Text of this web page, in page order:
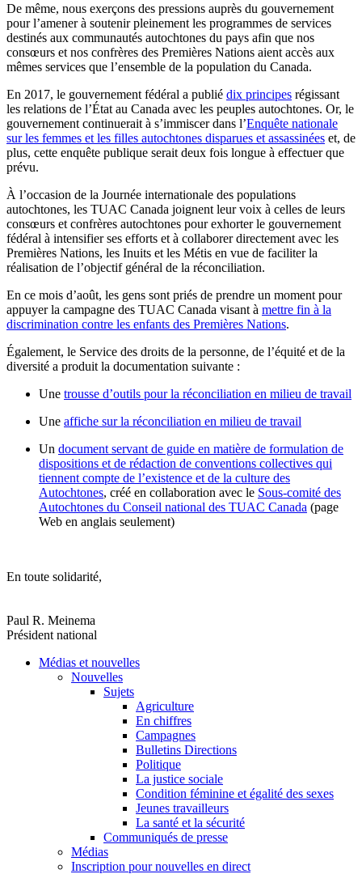
De même, nous exerçons des pressions auprès du gouvernement
pour l’amener à soutenir pleinement les programmes de services
destinés aux communautés autochtones du pays afin que nos
consœurs et nos confrères des Premières Nations aient accès aux
mêmes services que l’ensemble de la population du Canada.
En 2017, le gouvernement fédéral a publié dix principes régissant
les relations de l’État au Canada avec les peuples autochtones. Or, le
gouvernement continuerait à s’immiscer dans l’Enquête nationale
sur les femmes et les filles autochtones disparues et assassinées et, de
plus, cette enquête publique serait deux fois longue à effectuer que
prévu.
À l’occasion de la Journée internationale des populations
autochtones, les TUAC Canada joignent leur voix à celles de leurs
consœurs et confrères autochtones pour exhorter le gouvernement
fédéral à intensifier ses efforts et à collaborer directement avec les
Premières Nations, les Inuits et les Métis en vue de faciliter la
réalisation de l’objectif général de la réconciliation.
En ce mois d’août, les gens sont priés de prendre un moment pour
appuyer la campagne des TUAC Canada visant à mettre fin à la
discrimination contre les enfants des Premières Nations.
Également, le Service des droits de la personne, de l’équité et de la
diversité a produit la documentation suivante :
Une trousse d’outils pour la réconciliation en milieu de travail
Une affiche sur la réconciliation en milieu de travail
Un document servant de guide en matière de formulation de
dispositions et de rédaction de conventions collectives qui
tiennent compte de l’existence et de la culture des
Autochtones, créé en collaboration avec le Sous-comité des
Autochtones du Conseil national des TUAC Canada (page
Web en anglais seulement)
En toute solidarité,
Paul R. Meinema
Président national
Médias et nouvelles
Nouvelles
Sujets
Agriculture
En chiffres
Campagnes
Bulletins Directions
Politique
La justice sociale
Condition féminine et égalité des sexes
Jeunes travailleurs
La santé et la sécurité
Communiqués de presse
Médias
Inscription pour nouvelles en direct